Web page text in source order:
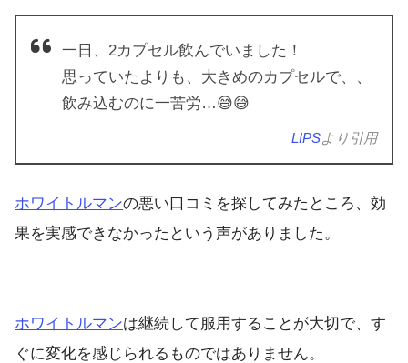
一日、2カプセル飲んでいました！
思っていたよりも、大きめのカプセルで、、
飲み込むのに一苦労…😅😅
LIPSより引用
ホワイトルマンの悪い口コミを探してみたところ、効
果を実感できなかったという声がありました。
ホワイトルマンは継続して服用することが大切で、す
ぐに変化を感じられるものではありません。